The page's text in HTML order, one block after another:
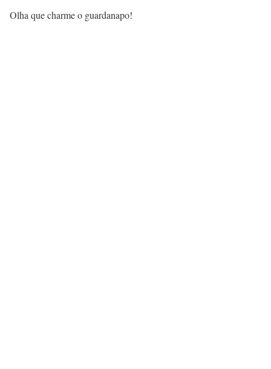
Olha que charme o guardanapo!